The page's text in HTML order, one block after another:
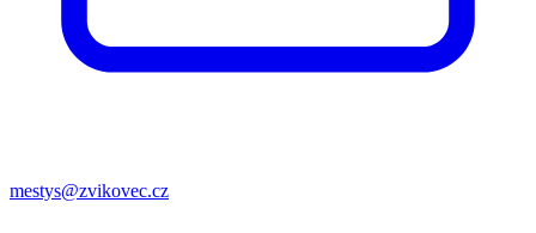
mestys@zvikovec.cz